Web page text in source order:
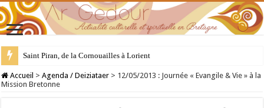
Saint Piran, de la Cornouailles à Lorient
28 juillet : Saint Samson de Dol, père de la Bretagne chrétienne
Accueil > Agenda / Deiziataer > 12/05/2013 : Journée « Evangile & Vie » à la
Mission Bretonne